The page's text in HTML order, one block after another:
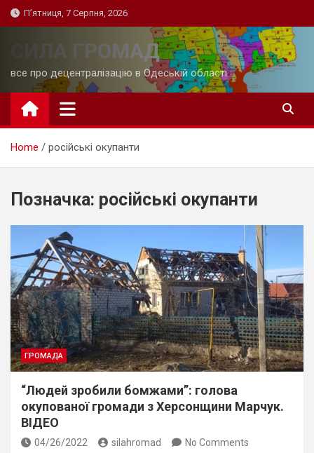
Skip
to
П’ятниця, 7 Серпня, 2026
СИЛА ГРОМАД
все про децентралізацію в Одеській області
Home російські окупанти
Позначка: російські окупанти
ГРОМАДА
“Людей зробили бомжами”: голова
окупованої громади з Херсонщини Марчук.
ВІДЕО
04/26/2022 silahromad No Comments